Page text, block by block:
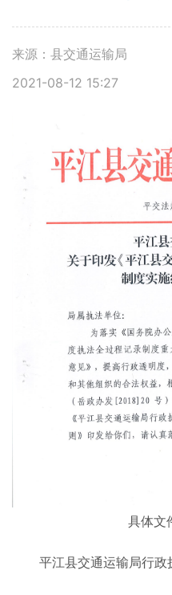
来源：县交通运输局
2021-08-12 15:27
具体文
平江县交通运输局行